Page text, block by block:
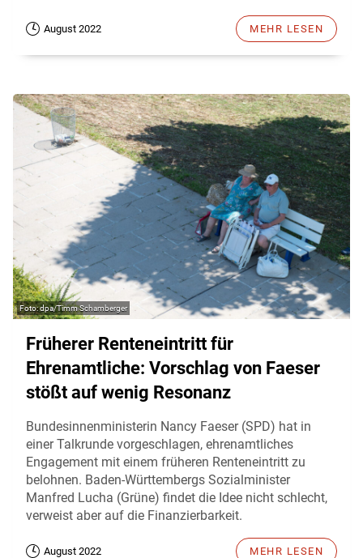
August 2022 MEHR LESEN
dpa/Timm Schamberger
Früherer Renteneintritt für
Ehrenamtliche: Vorschlag von Faeser
stößt auf wenig Resonanz
Bundesinnenministerin Nancy Faeser (SPD) hat in
einer Talkrunde vorgeschlagen, ehrenamtliches
Engagement mit einem früheren Renteneintritt zu
belohnen. Baden-Württembergs Sozialminister
Manfred Lucha (Grüne) findet die Idee nicht schlecht,
verweist aber auf die Finanzierbarkeit.
August 2022 MEHR LESEN